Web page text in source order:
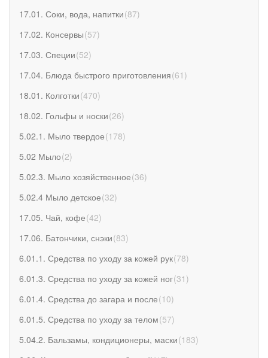
17.01. Соки, вода, напитки(87)
17.02. Консервы(57)
17.03. Специи(52)
17.04. Блюда быстрого приготовления(61 )
18.01. Колготки(470)
18.02. Гольфы и носки(26)
5.02.1. Мыло твердое(178)
5.02 Мыло(2)
5.02.3. Мыло хозяйственное(36)
5.02.4 Мыло детское(32)
17.05. Чай, кофе(42)
17.06. Батончики, снэки(83)
6.01.1. Средства по уходу за кожей рук(78)
6.01.3. Средства по уходу за кожей ног(31 )
6.01.4. Средства до загара и после(10)
6.01.5. Средства по уходу за телом(57)
5.04.2. Бальзамы, кондиционеры, маски(183)